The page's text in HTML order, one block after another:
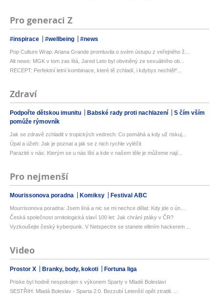
Pro generaci Z
#inspirace #wellbeing #news
Pop Culture Wrap: Ariana Grande promluvila o svém ústupu z veřejného ž...
Alt news: MGK v tom zas lítá, Jared Leto byl obviněný ze sexuálního ob...
RECEPT: Perfektní letní kombinace, které tě zchladí, i kdybys nechtěl*...
Zdraví
Podpořte dětskou imunitu Babské rady proti nachlazení
S čím vším
pomůže rýmovník
Jak se zdravě zchladit v tropických vedrech: Co pomáhá a kdy už riskuj...
Úpal a úžeh: Jak je poznat a jak se z nich rychle vyléčit
Parazité v nás: Kterým se u nás líbí a kde v našem těle je můžeme nají...
Pro nejmenší
Mourissonova poradna Komiksy Festival ABC
Mourrisonova poradna: Jsem líná a nic se mi nechce dělat: Kdy jde o ún...
Česká společnost ornitologická slaví 100 let: Jak chrání ptáky v ČR?
Vyzkoušejte český kyberpunk. V Netspectre se stanete elitním hackerem ...
Video
Prostor X Branky, body, kokoti Fortuna liga
Priske byl hodně nespokojen s výkonem Sparty v Mladé Boleslavi
SESTŘIH: Mladá Boleslav - Sparta 2:0. Bezzubí Letenští opět ztratili. ...